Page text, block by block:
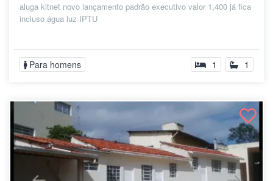
aluga kitnet novo lançamento padrão executivo valor 1,400 já fica
incluso água luz IPTU
Para homens 1 1